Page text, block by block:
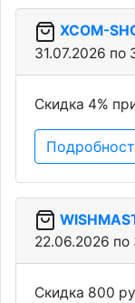
XCOM-
31.07.2026 по
Скидка 4%
22.06.2026 по
Скидка 800